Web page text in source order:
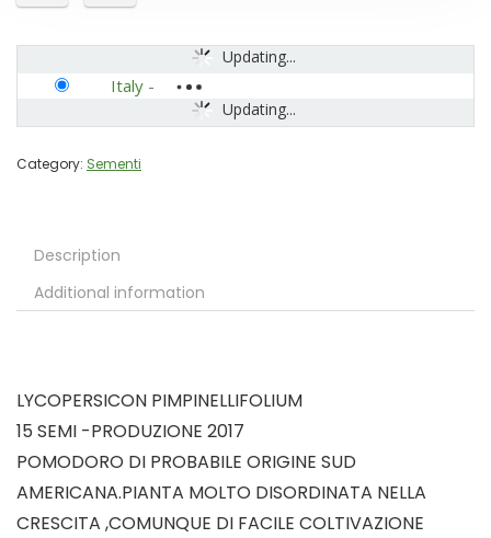
Updating...
Updating...
Italy -
Category: Sementi
Description
Additional information
LYCOPERSICON PIMPINELLIFOLIUM
15 SEMI -PRODUZIONE 2017
POMODORO DI PROBABILE ORIGINE SUD
AMERICANA.PIANTA MOLTO DISORDINATA NELLA
CRESCITA ,COMUNQUE DI FACILE COLTIVAZIONE